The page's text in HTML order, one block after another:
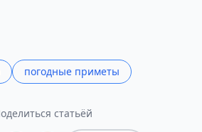
погодные приметы
статьёй